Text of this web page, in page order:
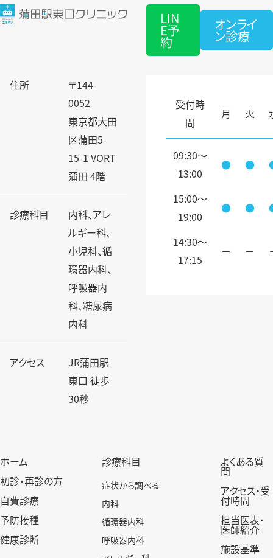
ン
LIN
E予
約
オンライ
ン診療
住所
〒144-
0052
東京都大田
区蒲田5-
15-1 VORT
蒲田 4階
診療科目
内科、アレ
ルギー科、
小児科、循
環器内科、
呼吸器内
科、糖尿病
内科
アクセス
JR蒲田駅
東口 徒歩
30秒
受付時
間
月 火
09:30～
13:00
● ●
15:00～
19:00
● ●
14:30〜
17:15
－ －
ホーム
初診・再診の方
自費診療
予防接種
健康診断
診療科目
症状から調べる
内科
循環器内科
呼吸器内科
よくある質
問
アクセス・受
付時間
担当医表・
医師紹介
施設基準